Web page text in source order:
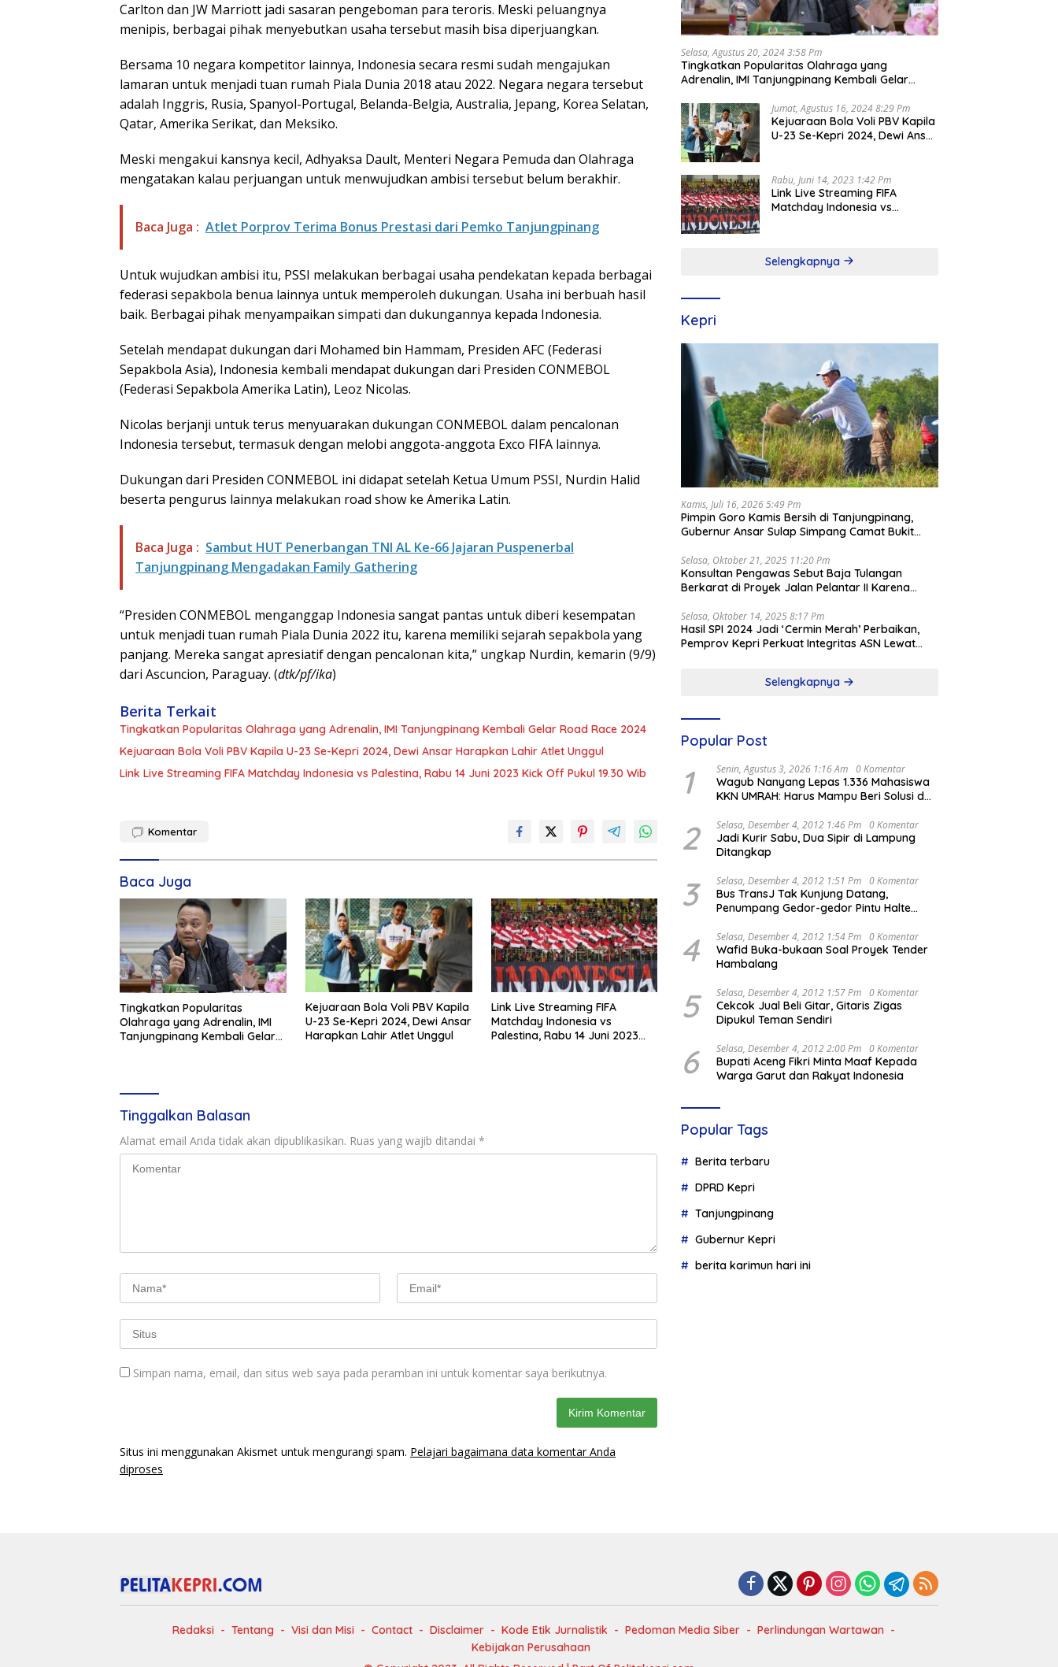
Carlton dan JW Marriott jadi sasaran pengeboman para teroris. Meski peluangnya
menipis, berbagai pihak menyebutkan usaha tersebut masih bisa diperjuangkan.
Bersama 10 negara kompetitor lainnya, Indonesia secara resmi sudah mengajukan
lamaran untuk menjadi tuan rumah Piala Dunia 2018 atau 2022. Negara negara tersebut
adalah Inggris, Rusia, Spanyol-Portugal, Belanda-Belgia, Australia, Jepang, Korea Selatan,
Qatar, Amerika Serikat, dan Meksiko.
Meski mengakui kansnya kecil, Adhyaksa Dault, Menteri Negara Pemuda dan Olahraga
mengatakan kalau perjuangan untuk menwujudkan ambisi tersebut belum berakhir.
Baca Juga : Atlet Porprov Terima Bonus Prestasi dari Pemko Tanjungpinang
Untuk wujudkan ambisi itu, PSSI melakukan berbagai usaha pendekatan kepada berbagai
federasi sepakbola benua lainnya untuk memperoleh dukungan. Usaha ini berbuah hasil
baik. Berbagai pihak menyampaikan simpati dan dukungannya kepada Indonesia.
Setelah mendapat dukungan dari Mohamed bin Hammam, Presiden AFC (Federasi
Sepakbola Asia), Indonesia kembali mendapat dukungan dari Presiden CONMEBOL
(Federasi Sepakbola Amerika Latin), Leoz Nicolas.
Nicolas berjanji untuk terus menyuarakan dukungan CONMEBOL dalam pencalonan
Indonesia tersebut, termasuk dengan melobi anggota-anggota Exco FIFA lainnya.
Dukungan dari Presiden CONMEBOL ini didapat setelah Ketua Umum PSSI, Nurdin Halid
beserta pengurus lainnya melakukan road show ke Amerika Latin.
Baca Juga : Sambut HUT Penerbangan TNI AL Ke-66 Jajaran Puspenerbal
Tanjungpinang Mengadakan Family Gathering
“Presiden CONMEBOL menganggap Indonesia sangat pantas untuk diberi kesempatan
untuk menjadi tuan rumah Piala Dunia 2022 itu, karena memiliki sejarah sepakbola yang
panjang. Mereka sangat apresiatif dengan pencalonan kita,” ungkap Nurdin, kemarin (9/9)
dari Ascuncion, Paraguay. (dtk/pf/ika)
Berita Terkait
Tingkatkan Popularitas Olahraga yang Adrenalin, IMI Tanjungpinang Kembali Gelar Road Race 2024
Kejuaraan Bola Voli PBV Kapila U-23 Se-Kepri 2024, Dewi Ansar Harapkan Lahir Atlet Unggul
Link Live Streaming FIFA Matchday Indonesia vs Palestina, Rabu 14 Juni 2023 Kick Off Pukul 19.30 Wib
Komentar
Baca Juga
Tingkatkan Popularitas
Olahraga yang Adrenalin, IMI
Tanjungpinang Kembali Gelar
Kejuaraan Bola Voli PBV Kapila
U-23 Se-Kepri 2024, Dewi Ansar
Harapkan Lahir Atlet Unggul
Link Live Streaming FIFA
Matchday Indonesia vs
Palestina, Rabu 14 Juni 2023
Tinggalkan Balasan
Alamat email Anda tidak akan dipublikasikan. Ruas yang wajib ditandai *
Simpan nama, email, dan situs web saya pada peramban ini untuk komentar saya berikutnya.
Situs ini menggunakan Akismet untuk mengurangi spam. Pelajari bagaimana data komentar Anda
diproses
Selasa, Agustus 20, 2024 3:58 Pm
Tingkatkan Popularitas Olahraga yang
Adrenalin, IMI Tanjungpinang Kembali Gelar
Jumat, Agustus 16, 2024 8:29 Pm
Kejuaraan Bola Voli PBV Kapila
U-23 Se-Kepri 2024, Dewi Ansar
Rabu, Juni 14, 2023 1:42 Pm
Link Live Streaming FIFA
Matchday Indonesia vs
Selengkapnya
Kepri
Kamis, Juli 16, 2026 5:49 Pm
Pimpin Goro Kamis Bersih di Tanjungpinang,
Gubernur Ansar Sulap Simpang Camat Bukit
Selasa, Oktober 21, 2025 11:20 Pm
Konsultan Pengawas Sebut Baja Tulangan
Berkarat di Proyek Jalan Pelantar II Karena
Selasa, Oktober 14, 2025 8:17 Pm
Hasil SPI 2024 Jadi ‘Cermin Merah’ Perbaikan,
Pemprov Kepri Perkuat Integritas ASN Lewat
Selengkapnya
Popular Post
1 Senin, Agustus 3, 2026 1:16 Am 0 Komentar
Wagub Nanyang Lepas 1.336 Mahasiswa
KKN UMRAH: Harus Mampu Beri Solusi dan
2 Selasa, Desember 4, 2012 1:46 Pm 0 Komentar
Jadi Kurir Sabu, Dua Sipir di Lampung
Ditangkap
3 Selasa, Desember 4, 2012 1:51 Pm 0 Komentar
Bus TransJ Tak Kunjung Datang,
Penumpang Gedor-gedor Pintu Halte
4 Selasa, Desember 4, 2012 1:54 Pm 0 Komentar
Wafid Buka-bukaan Soal Proyek Tender
Hambalang
5 Selasa, Desember 4, 2012 1:57 Pm 0 Komentar
Cekcok Jual Beli Gitar, Gitaris Zigas
Dipukul Teman Sendiri
6 Selasa, Desember 4, 2012 2:00 Pm 0 Komentar
Bupati Aceng Fikri Minta Maaf Kepada
Warga Garut dan Rakyat Indonesia
Popular Tags
Berita terbaru
DPRD Kepri
Tanjungpinang
Gubernur Kepri
berita karimun hari ini
Redaksi Tentang Visi dan Misi Contact Disclaimer Kode Etik Jurnalistik Pedoman Media Siber
Perlindungan Wartawan
Kebijakan Perusahaan